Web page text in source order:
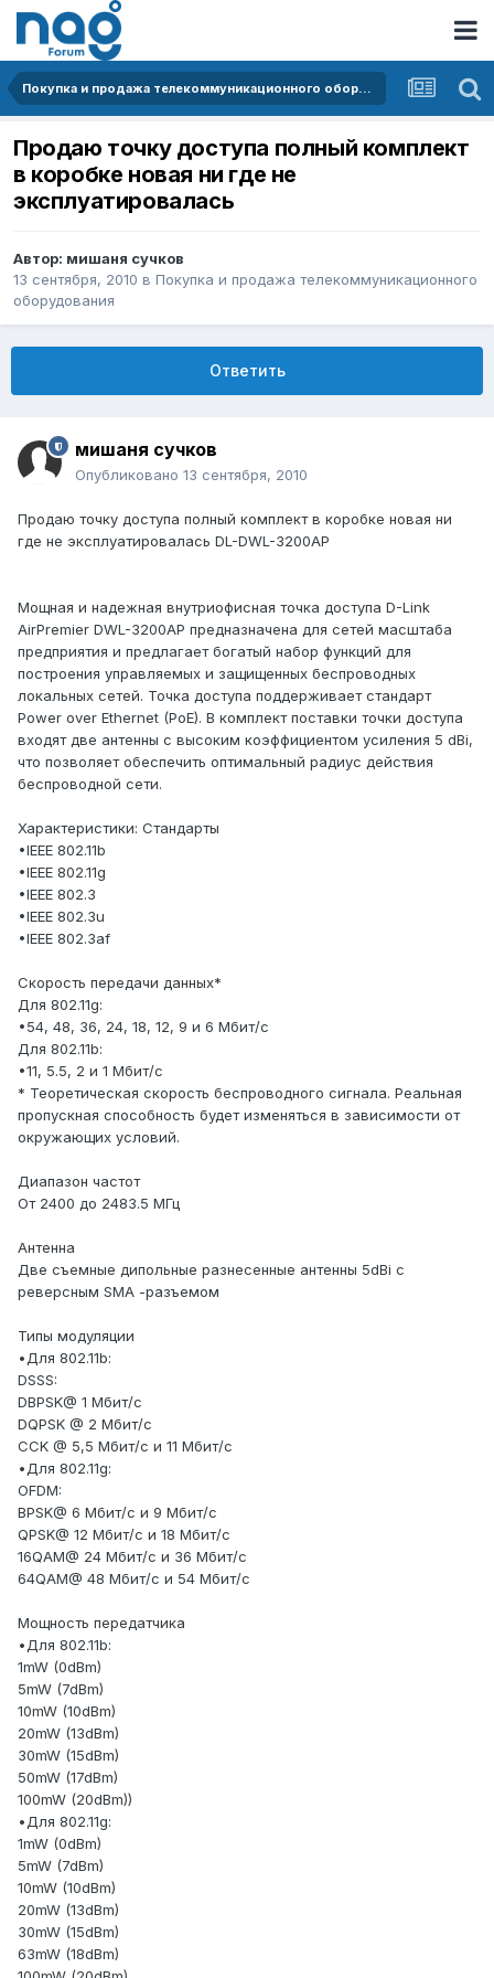
Покупка и продажа телекоммуникационного оборудования
Продаю точку доступа полный комплект
в коробке новая ни где не
эксплуатировалась
Автор: мишаня сучков
13 сентября, 2010 в Покупка и продажа телекоммуникационного
оборудования
Ответить
мишаня сучков
Опубликовано 13 сентября, 2010
Продаю точку доступа полный комплект в коробке новая ни
где не эксплуатировалась DL-DWL-3200AP
Мощная и надежная внутриофисная точка доступа D-Link
AirPremier DWL-3200AP предназначена для сетей масштаба
предприятия и предлагает богатый набор функций для
построения управляемых и защищенных беспроводных
локальных сетей. Точка доступа поддерживает стандарт
Power over Ethernet (PoE). В комплект поставки точки доступа
входят две антенны с высоким коэффициентом усиления 5 dBi,
что позволяет обеспечить оптимальный радиус действия
беспроводной сети.
Характеристики: Стандарты
•IEEE 802.11b
•IEEE 802.11g
•IEEE 802.3
•IEEE 802.3u
•IEEE 802.3af
Скорость передачи данных*
Для 802.11g:
•54, 48, 36, 24, 18, 12, 9 и 6 Мбит/с
Для 802.11b:
•11, 5.5, 2 и 1 Мбит/с
* Теоретическая скорость беспроводного сигнала. Реальная
пропускная способность будет изменяться в зависимости от
окружающих условий.
Диапазон частот
От 2400 до 2483.5 МГц
Антенна
Две съемные дипольные разнесенные антенны 5dBi с
реверсным SMA -разъемом
Типы модуляции
•Для 802.11b:
DSSS:
DBPSK@ 1 Мбит/с
DQPSK @ 2 Мбит/с
CCK @ 5,5 Мбит/с и 11 Мбит/с
•Для 802.11g:
OFDM:
BPSK@ 6 Мбит/с и 9 Мбит/с
QPSK@ 12 Мбит/с и 18 Мбит/с
16QAM@ 24 Мбит/с и 36 Мбит/с
64QAM@ 48 Мбит/с и 54 Мбит/с
Мощность передатчика
•Для 802.11b:
1mW (0dBm)
5mW (7dBm)
10mW (10dBm)
20mW (13dBm)
30mW (15dBm)
50mW (17dBm)
100mW (20dBm))
•Для 802.11g:
1mW (0dBm)
5mW (7dBm)
10mW (10dBm)
20mW (13dBm)
30mW (15dBm)
63mW (18dBm)